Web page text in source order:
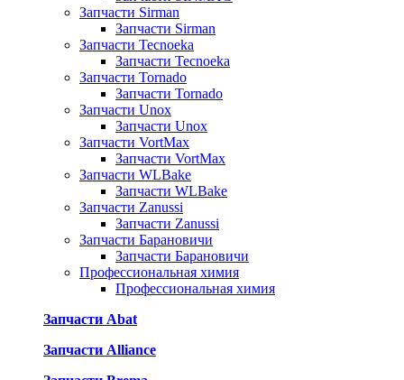
Запчасти Sirman
Запчасти Sirman
Запчасти Tecnoeka
Запчасти Tecnoeka
Запчасти Tornado
Запчасти Tornado
Запчасти Unox
Запчасти Unox
Запчасти VortMax
Запчасти VortMax
Запчасти WLBake
Запчасти WLBake
Запчасти Zanussi
Запчасти Zanussi
Запчасти Барановичи
Запчасти Барановичи
Профессиональная химия
Профессиональная химия
Запчасти Abat
Запчасти Alliance